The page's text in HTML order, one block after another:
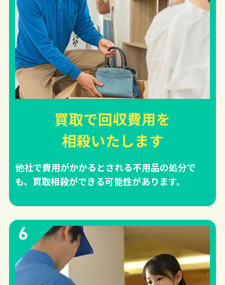
買取で回収費用を
相殺いたします
他社で費用がかかるとされる不用品の処分で
も、買取相殺ができる可能性があります。